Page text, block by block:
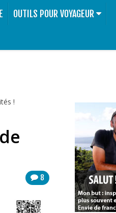
OUTILS POUR VOYAGEUR
!
8